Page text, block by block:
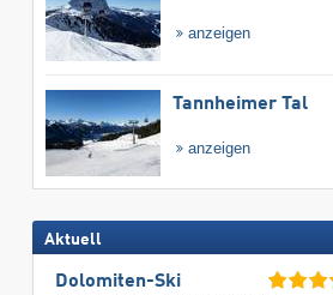
anzeigen
Tannheimer Tal
anzeigen
Aktuell
Dolomiten-Ski